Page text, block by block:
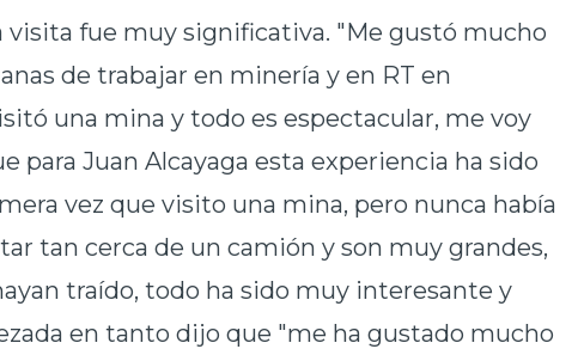
visita fue muy significativa. "Me gustó mucho
de trabajar en minería y en RT en
una mina y todo es espectacular, me voy
para Juan Alcayaga esta experiencia ha sido
vez que visito una mina, pero nunca había
tan cerca de un camión y son muy grandes,
traído, todo ha sido muy interesante y
en tanto dijo que "me ha gustado mucho